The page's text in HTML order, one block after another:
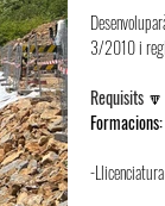
3/2010 i
Requisits
Formacions:
-